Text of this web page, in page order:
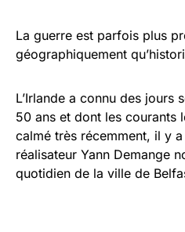
La guerre est parfois plus
géographiquement
L’Irlande a connu des jours
50 ans et dont les courants
calmé très récemment, il y a
réalisateur Yann Demange
quotidien de la ville de